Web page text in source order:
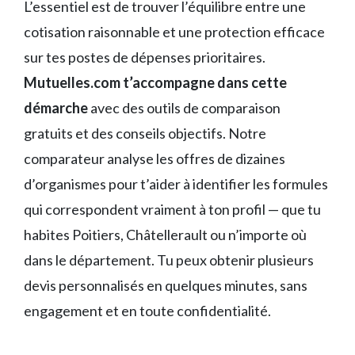
L’essentiel est de trouver l’équilibre entre une
cotisation raisonnable et une protection efficace
sur tes postes de dépenses prioritaires.
Mutuelles.com t’accompagne dans cette
démarcheavec des outils de comparaison
gratuits et des conseils objectifs. Notre
comparateur analyse les offres de dizaines
d’organismes pour t’aider à identifier les formules
qui correspondent vraiment à ton profil — que tu
habites Poitiers, Châtellerault ou n’importe où
dans le département. Tu peux obtenir plusieurs
devis personnalisés en quelques minutes, sans
engagement et en toute confidentialité.